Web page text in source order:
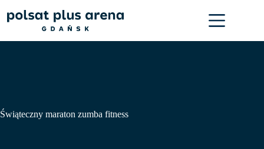
do
treści
Świąteczny maraton zumba fitness